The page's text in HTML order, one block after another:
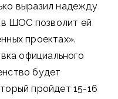
выразил надежду
в ШОС позволит ей
проектах».
официального
будет
пройдет 15-16